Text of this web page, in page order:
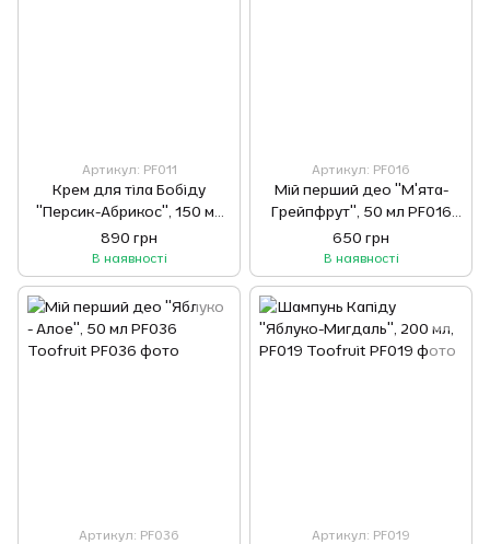
Артикул: PF011
Крем для тіла Бобіду
"Персик-Абрикос", 150 мл
PF011 Toofruit
890 грн
В наявності
Артикул: PF016
Мій перший део "М'ята-
Грейпфрут", 50 мл PF016
Toofruit
650 грн
В наявності
Артикул: PF036 Артикул: PF019